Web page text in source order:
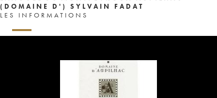
(DOMAINE D') SYLVAIN FADAT
LES INFORMATIONS